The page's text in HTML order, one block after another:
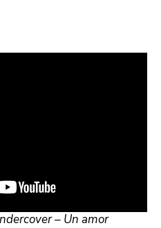
– Un amor